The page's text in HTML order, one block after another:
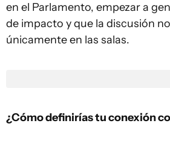
en el Parlamento, empezar a
de impacto y que la discusión
únicamente en las salas.
¿Cómo definirías tu conexión